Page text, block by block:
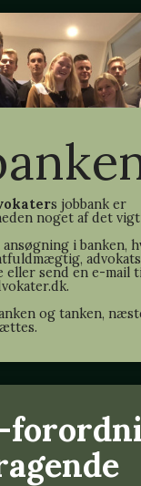
s jobbank er
noget af det
i banken,
eller send en e-mail
og tanken,